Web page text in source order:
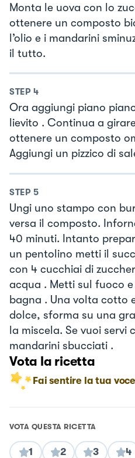
Monta le uova con lo
ottenere un composto
l’olio e i mandarini
il tutto.
STEP 4
Ora aggiungi piano
lievito . Continua a
ottenere un composto
Aggiungi un pizzico di
STEP 5
Ungi uno stampo con
versa il composto.
40 minuti. Intanto
un pentolino metti il
con 4 cucchiai di
acqua . Metti sul fuoco
bagna . Una volta cotto
dolce, sforma su una
la miscela. Se vuoi servi
mandarini sbucciati .
Vota la ricetta
Fai sentire la tua
VOTA QUESTA RICETTA
1 2 3 4